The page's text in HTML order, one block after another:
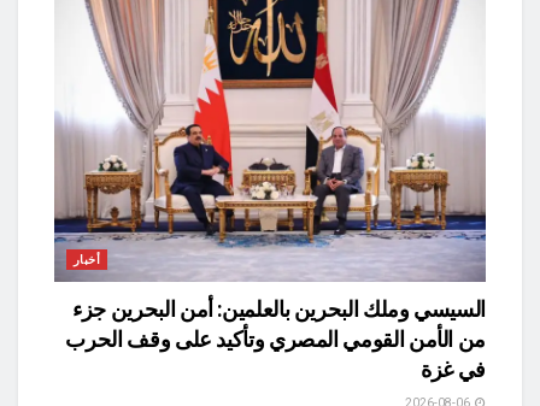
أخبار
السيسي وملك البحرين بالعلمين: أمن البحرين جزء
من الأمن القومي المصري وتأكيد على وقف الحرب
في غزة